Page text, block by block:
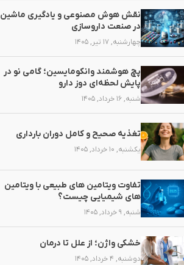
نقش هوش مصنوعی و یادگیری ماشین
در صنعت داروسازی
چهارشنبه, ۱۷ تیر, ۱۴۰۵
پچ هوشمند وانکومایسین؛ گامی نو در
پایش لحظه‌ای دوز دارو
شنبه, ۱۶ خرداد, ۱۴۰۵
تغذیه صحیح و کامل دوران بارداری
یکشنبه, ۱۰ خرداد, ۱۴۰۵
تفاوت ویتامین های طبیعی با ویتامین
های شیمیایی چیست؟
شنبه, ۹ خرداد, ۱۴۰۵
خشکی واژن؛ از علل تا درمان
دوشنبه, ۴ خرداد, ۱۴۰۵